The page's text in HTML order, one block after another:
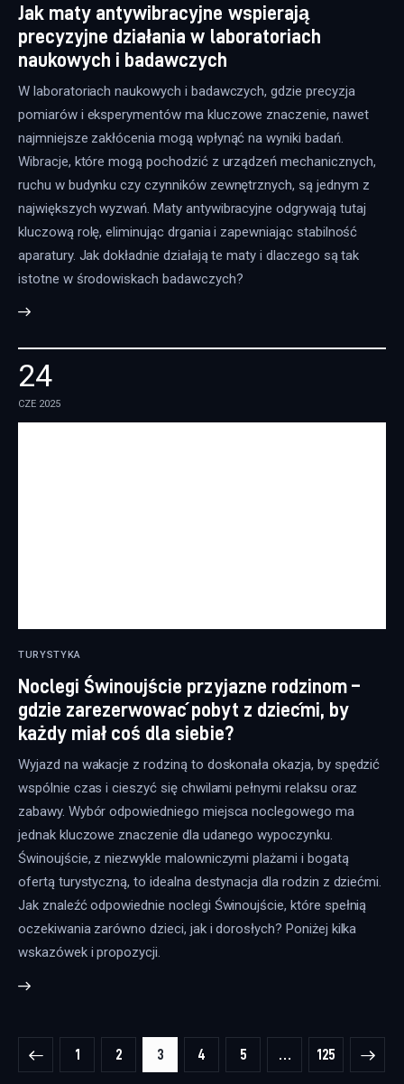
Jak maty antywibracyjne wspierają
precyzyjne działania w laboratoriach
naukowych i badawczych
W laboratoriach naukowych i badawczych, gdzie precyzja
pomiarów i eksperymentów ma kluczowe znaczenie, nawet
najmniejsze zakłócenia mogą wpłynąć na wyniki badań.
Wibracje, które mogą pochodzić z urządzeń mechanicznych,
ruchu w budynku czy czynników zewnętrznych, są jednym z
największych wyzwań. Maty antywibracyjne odgrywają tutaj
kluczową rolę, eliminując drgania i zapewniając stabilność
aparatury. Jak dokładnie działają te maty i dlaczego są tak
istotne w środowiskach badawczych?
24
CZE 2025
TURYSTYKA
Noclegi Świnoujście przyjazne rodzinom –
gdzie zarezerwować pobyt z dziećmi, by
każdy miał coś dla siebie?
Wyjazd na wakacje z rodziną to doskonała okazja, by spędzić
wspólnie czas i cieszyć się chwilami pełnymi relaksu oraz
zabawy. Wybór odpowiedniego miejsca noclegowego ma
jednak kluczowe znaczenie dla udanego wypoczynku.
Świnoujście, z niezwykle malowniczymi plażami i bogatą
ofertą turystyczną, to idealna destynacja dla rodzin z dziećmi.
Jak znaleźć odpowiednie noclegi Świnoujście, które spełnią
oczekiwania zarówno dzieci, jak i dorosłych? Poniżej kilka
wskazówek i propozycji.
Stronicowanie wpisów
PAGE
1 PAGE
2 PAGE
3 PAGE
4 PAGE
5 … PAGE
125
>